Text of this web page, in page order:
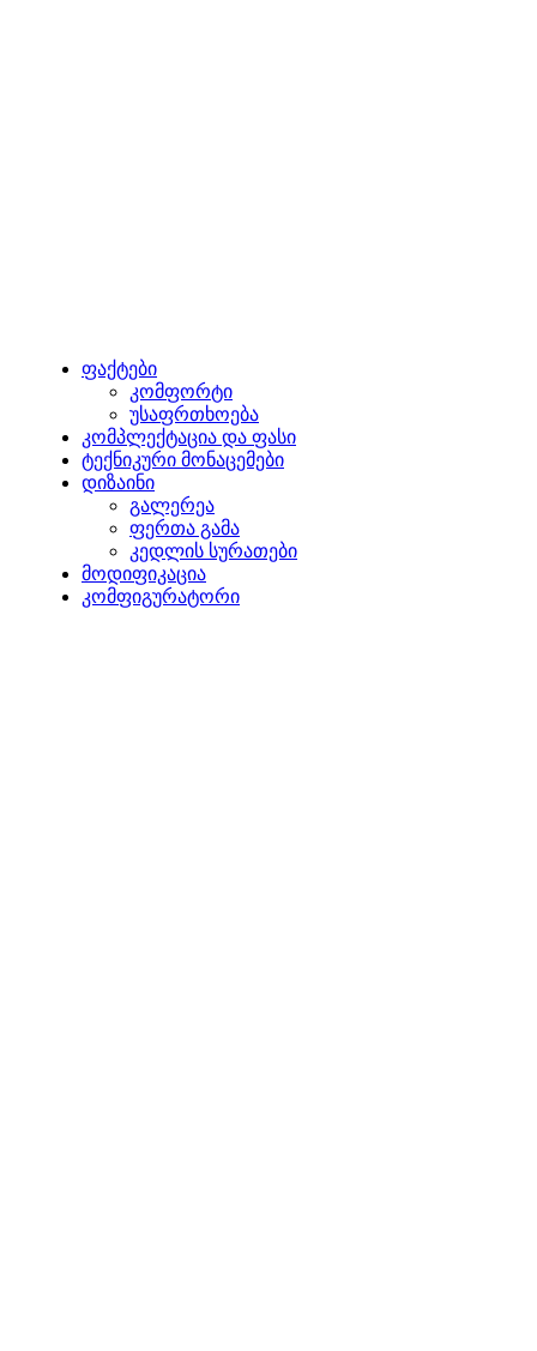
ფაქტები
კომფორტი
უსაფრთხოება
კომპლექტაცია და ფასი
ტექნიკური მონაცემები
დიზაინი
გალერეა
ფერთა გამა
კედლის სურათები
მოდიფიკაცია
კომფიგურატორი